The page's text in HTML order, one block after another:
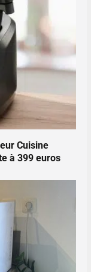
Cuisine
à 399 euros